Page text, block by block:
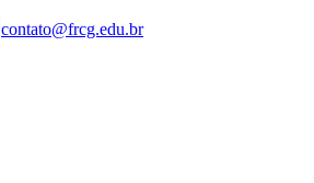
contato@frcg.edu.br